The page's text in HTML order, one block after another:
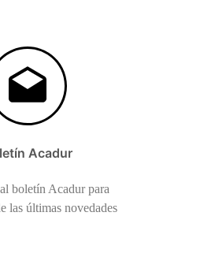
Acadur
boletín Acadur para
las últimas novedades